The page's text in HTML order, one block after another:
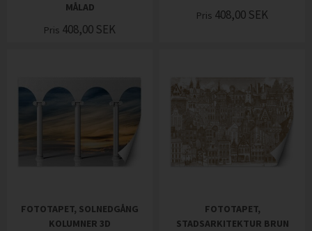
MÅLAD
Pris 408,00 SEK
Pris 408,00 SEK
FOTOTAPET, SOLNEDGÅNG
KOLUMNER 3D
FOTOTAPET,
STADSARKITEKTUR BRUN